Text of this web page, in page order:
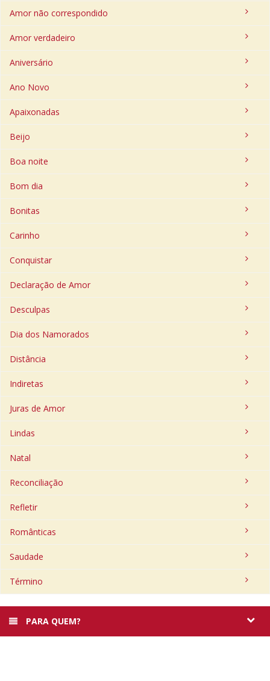
Amor não correspondido
Amor verdadeiro
Aniversário
Ano Novo
Apaixonadas
Beijo
Boa noite
Bom dia
Bonitas
Carinho
Conquistar
Declaração de Amor
Desculpas
Dia dos Namorados
Distância
Indiretas
Juras de Amor
Lindas
Natal
Reconciliação
Refletir
Românticas
Saudade
Término
PARA QUEM?